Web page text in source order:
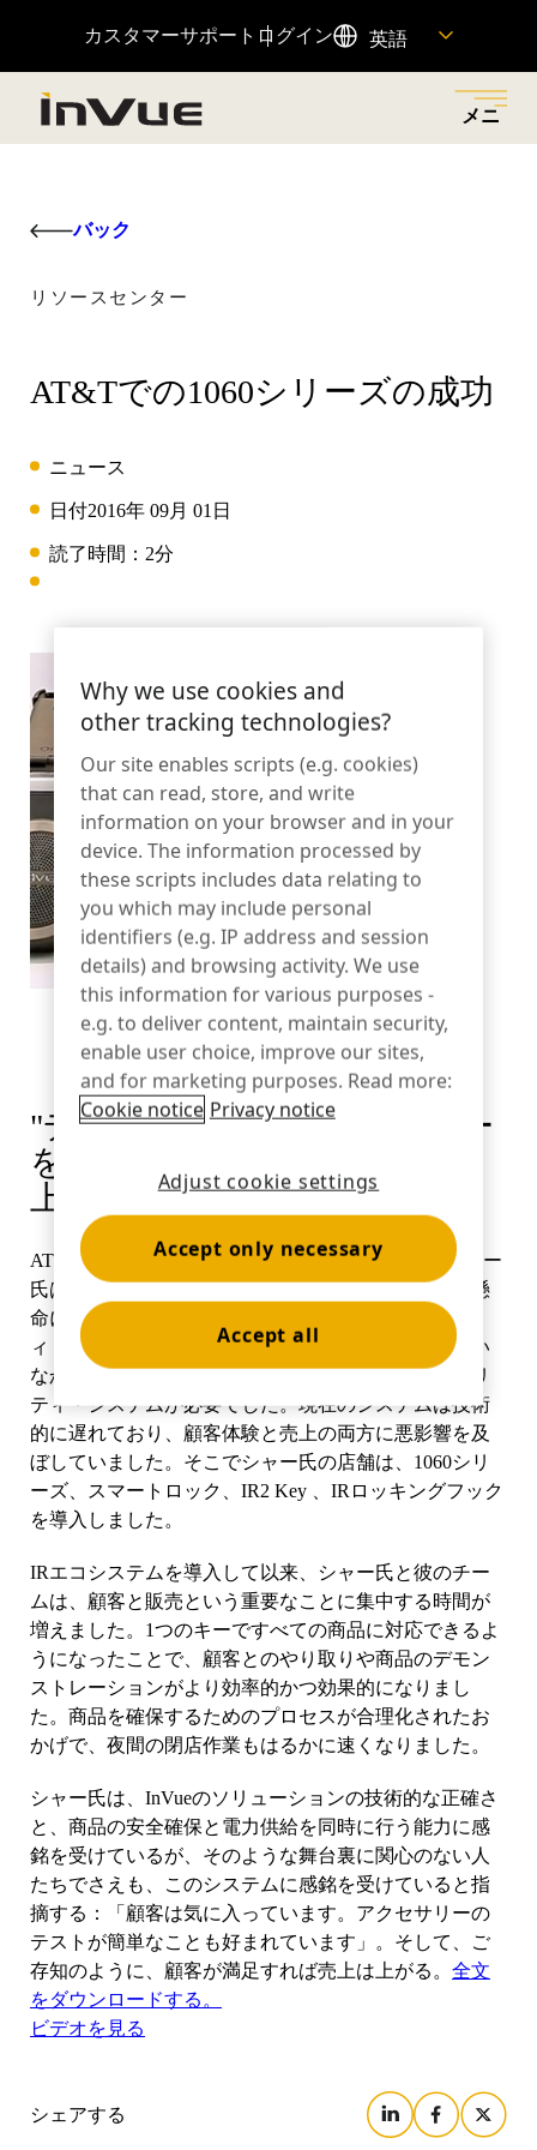
カスタマーサポート ログイン 英語
メニ
売上を増加させるビジネス・ソリューションをご覧く
資産保護
販売時点情報管理
コネクテッド・ストア
ハイパーマーケット＆食料品
モバイル・キャリア
ヘルス＆ビューティー
スポーツ用品
専門店
スポーツ＆エンターテイメント
ホスピタリティ＆レストラン
什器メーカー
バンキング
教育
フォリオ。
OnePOD マックス
OneKEY エコシステム
LIVE ロック
Zips
商品陳列のセキュリティ
吊り下げ商品のセキュリティ
スマートロック
センサータグとディタッチャー
販売時点情報管理
タブレットスタンド
ださい。
InVue採用情報
ビジネスパートナー
企業パートナーシップ
お問い合わせ
ヘルプセンター
ブログ
インストラクションガイド
技術仕様
ケーススタディ
カタログ
ニュース
バック
リソースセンター
AT&Tでの1060シリーズの成功
ニュース
日付2016年 09月 01日
読了時間：2分
"ディスプレイにアクセサリー
を加えることで、確実に売り
上げが伸びました！"
AT&Tの正規販売店マネージャーであるビラル・シャー
氏は、顧客に満足のいく買い物をしてもらうために懸
命に働いているが、彼の店の時代遅れのセキュリテ
ィ・システムは、彼と彼のチームほどには機能してい
なかった。店舗には、より最新で顧客志向のセキュリ
ティ・システムが必要でした。現在のシステムは技術
的に遅れており、顧客体験と売上の両方に悪影響を及
ぼしていました。そこでシャー氏の店舗は、1060シリ
ーズ、スマートロック、IR2 Key 、IRロッキングフック
を導入しました。
IRエコシステムを導入して以来、シャー氏と彼のチー
ムは、顧客と販売という重要なことに集中する時間が
増えました。1つのキーですべての商品に対応できるよ
うになったことで、顧客とのやり取りや商品のデモン
ストレーションがより効率的かつ効果的になりまし
た。商品を確保するためのプロセスが合理化されたお
かげで、夜間の閉店作業もはるかに速くなりました。
シャー氏は、InVueのソリューションの技術的な正確さ
と、商品の安全確保と電力供給を同時に行う能力に感
銘を受けているが、そのような舞台裏に関心のない人
たちでさえも、このシステムに感銘を受けていると指
摘する：「顧客は気に入っています。アクセサリーの
テストが簡単なことも好まれています」。そして、ご
存知のように、顧客が満足すれば売上は上がる。 全文
をダウンロードする。
ビデオを見る
シェアする
Why we use cookies and
other tracking technologies?
Our site enables scripts (e.g. cookies)
that can read, store, and write
information on your browser and in your
device. The information processed by
these scripts includes data relating to
you which may include personal
identifiers (e.g. IP address and session
details) and browsing activity. We use
this information for various purposes -
e.g. to deliver content, maintain security,
enable user choice, improve our sites,
and for marketing purposes. Read more:
Cookie notice Privacy notice
Adjust cookie settings
Accept only necessary
Accept all